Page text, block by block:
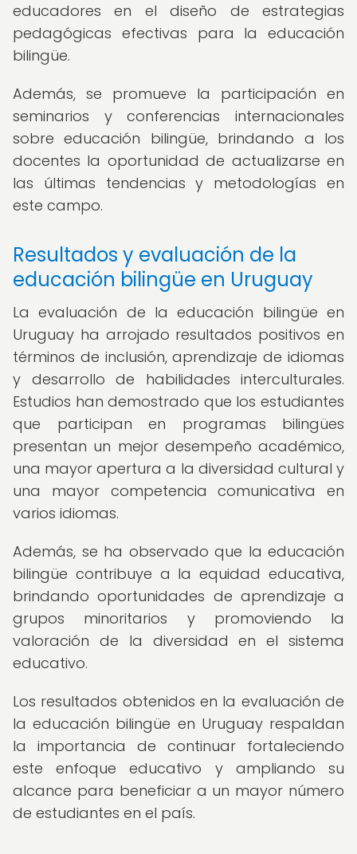
educadores en el diseño de estrategias
pedagógicas efectivas para la educación
bilingüe.
Además, se promueve la participación en
seminarios y conferencias internacionales
sobre educación bilingüe, brindando a los
docentes la oportunidad de actualizarse en
las últimas tendencias y metodologías en
este campo.
Resultados y evaluación de la
educación bilingüe en Uruguay
La evaluación de la educación bilingüe en
Uruguay ha arrojado resultados positivos en
términos de inclusión, aprendizaje de idiomas
y desarrollo de habilidades interculturales.
Estudios han demostrado que los estudiantes
que participan en programas bilingües
presentan un mejor desempeño académico,
una mayor apertura a la diversidad cultural y
una mayor competencia comunicativa en
varios idiomas.
Además, se ha observado que la educación
bilingüe contribuye a la equidad educativa,
brindando oportunidades de aprendizaje a
grupos minoritarios y promoviendo la
valoración de la diversidad en el sistema
educativo.
Los resultados obtenidos en la evaluación de
la educación bilingüe en Uruguay respaldan
la importancia de continuar fortaleciendo
este enfoque educativo y ampliando su
alcance para beneficiar a un mayor número
de estudiantes en el país.